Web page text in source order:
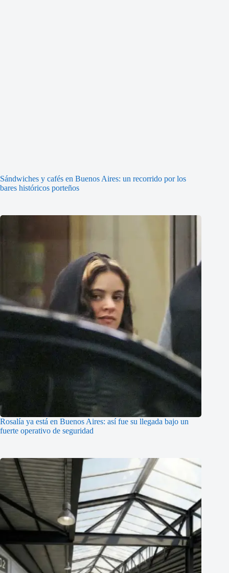
Sándwiches y cafés en Buenos Aires: un recorrido por los
bares históricos porteños
Rosalía ya está en Buenos Aires: así fue su llegada bajo un
fuerte operativo de seguridad